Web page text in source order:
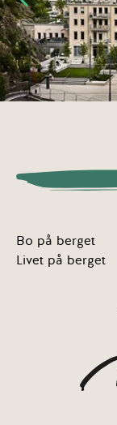
Bo på berget
Livet på berget